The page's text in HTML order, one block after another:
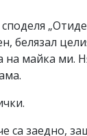
белязал
на майка ми.
са заедно,